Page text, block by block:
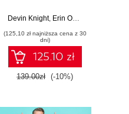
to Power BI, Data
Tools, and
Microsoft Fabric -
Fourth Edition
Devin Knight, Erin Ostrowsky
(125,10 zł najniższa cena z 30
dni)
125.10 zł
139.00zł (-10%)